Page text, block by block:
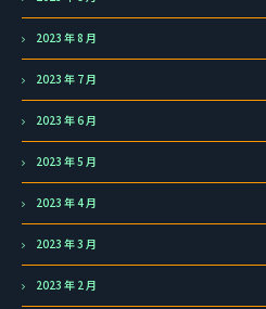
2023 年 8 月
2023 年 7 月
2023 年 6 月
2023 年 5 月
2023 年 4 月
2023 年 3 月
2023 年 2 月